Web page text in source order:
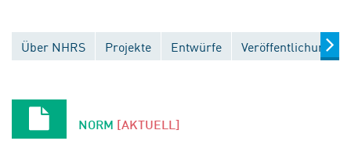
Über NHRS Projekte Entwürfe Veröffentlichungen
NORM [AKTUELL]